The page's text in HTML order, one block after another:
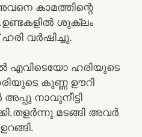
കാമത്തിന്റെ
ശുക്ലം
ഹരി വർഷിച്ചു.
എവിടെയോ ഹരിയുടെ
കുണ്ണ ഊറി
നാവുനീട്ടി
മടങ്ങി അവർ